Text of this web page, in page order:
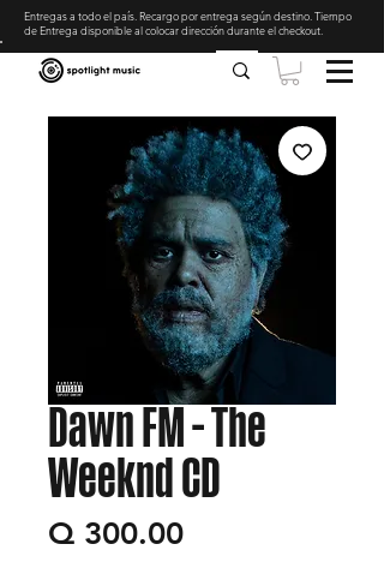
Entregas a todo el país. Recargo por entrega según destino. Tiempo
de Entrega disponible al colocar dirección durante el checkout
Dawn FM - The
Weeknd CD
Q 300.00Precio